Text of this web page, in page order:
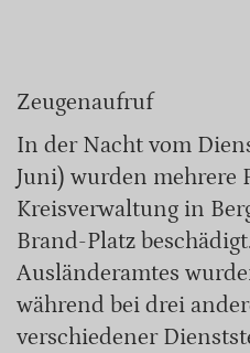
Zeugenaufruf
In der Nacht vom
Juni) wurden mehrere
Kreisverwaltung in
Brand-Platz
Ausländeramtes
während bei drei
verschiedener